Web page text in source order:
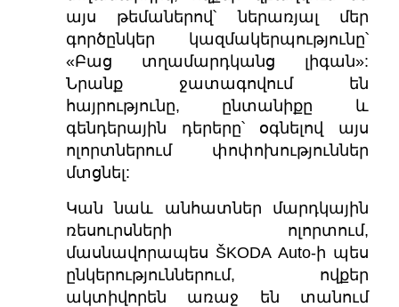
այս թեմաներով՝ ներառյալ մեր
գործընկեր կազմակերպությունը՝
«Բաց տղամարդկանց լիգան»:
Նրանք ջատագովում են
հայրությունը, ընտանիքը և
գենդերային դերերը՝ օգնելով այս
ոլորտներում փոփոխություններ
մտցնել:
Կան նաև անհատներ մարդկային
ռեսուրսների ոլորտում,
մասնավորապես ŠKODA Auto-ի պես
ընկերություններում, ովքեր
ակտիվորեն առաջ են տանում